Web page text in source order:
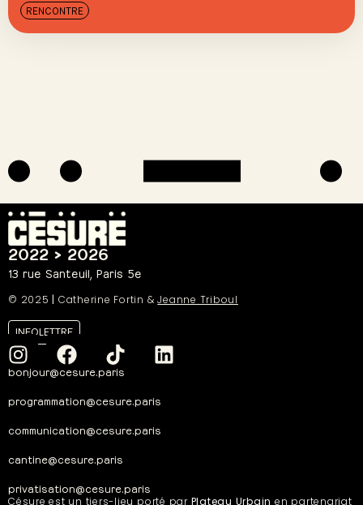
RENCONTRE
2022 > 2026
13 rue Santeuil, Paris 5e
© 2025 | Catherine Fortin &Jeanne Triboul
INFOLETTRE
bonjour@cesure.paris
programmation@cesure.paris
communication@cesure.paris
cantine@cesure.paris
privatisation@cesure.paris
Césure est un tiers-lieu porté par Plateau Urbain en partenariat